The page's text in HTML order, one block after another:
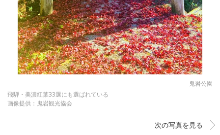
鬼岩公園
飛騨・美濃紅葉33選にも選ばれている
画像提供：鬼岩観光協会
次の写真を見る